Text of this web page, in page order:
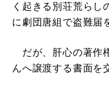
く起きる別荘荒らし
に劇団唐組で盗難届
だが、肝心の著作
んへ譲渡する書面を